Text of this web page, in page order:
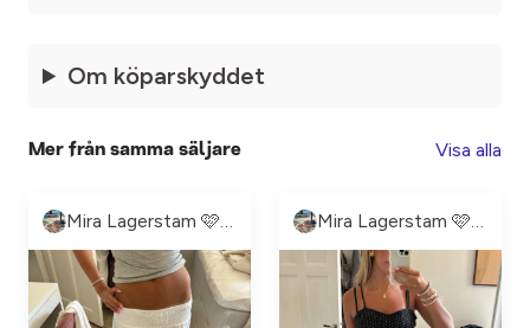
Om köparskyddet
Mer från samma säljare Visa alla
Mira Lagerstam 🩷💓💕💖 Mira Lagerstam 🩷💓💕💖